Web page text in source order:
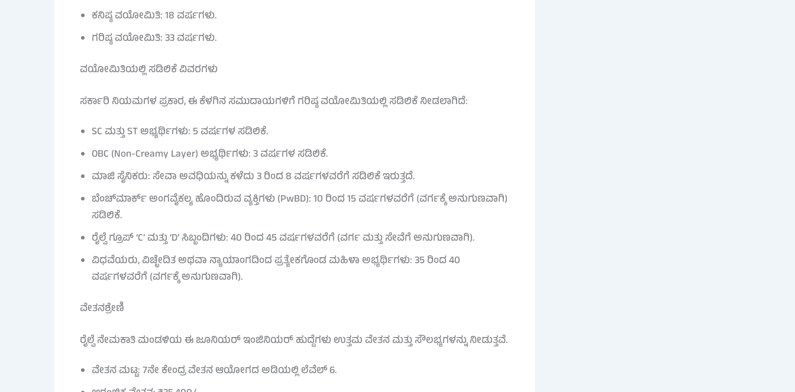
ಕನಿಷ್ಠ ವಯೋಮಿತಿ: 18 ವರ್ಷಗಳು.
ಗರಿಷ್ಠ ವಯೋಮಿತಿ: 33 ವರ್ಷಗಳು.
ವಯೋಮಿತಿಯಲ್ಲಿ ಸಡಿಲಿಕೆ ವಿವರಗಳು
ಸರ್ಕಾರಿ ನಿಯಮಗಳ ಪ್ರಕಾರ, ಈ ಕೆಳಗಿನ ಸಮುದಾಯಗಳಿಗೆ ಗರಿಷ್ಠ ವಯೋಮಿತಿಯಲ್ಲಿ ಸಡಿಲಿಕೆ ನೀಡಲಾಗಿದೆ:
SC ಮತ್ತು ST ಅಭ್ಯರ್ಥಿಗಳು: 5 ವರ್ಷಗಳ ಸಡಿಲಿಕೆ.
OBC (Non-Creamy Layer) ಅಭ್ಯರ್ಥಿಗಳು: 3 ವರ್ಷಗಳ ಸಡಿಲಿಕೆ.
ಮಾಜಿ ಸೈನಿಕರು: ಸೇವಾ ಅವಧಿಯನ್ನು ಕಳೆದು 3 ರಿಂದ 8 ವರ್ಷಗಳವರೆಗೆ ಸಡಿಲಿಕೆ ಇರುತ್ತದೆ.
ಬೆಂಚ್‌ಮಾರ್ಕ್ ಅಂಗವೈಕಲ್ಯ ಹೊಂದಿರುವ ವ್ಯಕ್ತಿಗಳು (PwBD): 10 ರಿಂದ 15 ವರ್ಷಗಳವರೆಗೆ (ವರ್ಗಕ್ಕೆ ಅನುಗುಣವಾಗಿ)
ಸಡಿಲಿಕೆ.
ರೈಲ್ವೆ ಗ್ರೂಪ್ ‘C’ ಮತ್ತು ‘D’ ಸಿಬ್ಬಂದಿಗಳು: 40 ರಿಂದ 45 ವರ್ಷಗಳವರೆಗೆ (ವರ್ಗ ಮತ್ತು ಸೇವೆಗೆ ಅನುಗುಣವಾಗಿ).
ವಿಧವೆಯರು, ವಿಚ್ಛೇದಿತ ಅಥವಾ ನ್ಯಾಯಾಂಗದಿಂದ ಪ್ರತ್ಯೇಕಗೊಂಡ ಮಹಿಳಾ ಅಭ್ಯರ್ಥಿಗಳು: 35 ರಿಂದ 40
ವರ್ಷಗಳವರೆಗೆ (ವರ್ಗಕ್ಕೆ ಅನುಗುಣವಾಗಿ).
ವೇತನಶ್ರೇಣಿ
ರೈಲ್ವೆ ನೇಮಕಾತಿ ಮಂಡಳಿಯ ಈ ಜೂನಿಯರ್ ಇಂಜಿನಿಯರ್ ಹುದ್ದೆಗಳು ಉತ್ತಮ ವೇತನ ಮತ್ತು ಸೌಲಭ್ಯಗಳನ್ನು ನೀಡುತ್ತವೆ.
ವೇತನ ಮಟ್ಟ: 7ನೇ ಕೇಂದ್ರ ವೇತನ ಆಯೋಗದ ಅಡಿಯಲ್ಲಿ ಲೆವೆಲ್ 6.